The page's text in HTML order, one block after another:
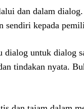
dan dalam
sendiri kepada
dialog untuk dialog
tindakan nyata.